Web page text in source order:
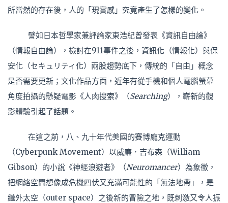
所當然的存在後，人的「現實感」究竟產生了怎樣的變化。
譬如日本哲學家兼評論家東浩紀曾發表《資訊自由論》
（情報自由論），檢討在911事件之後，資訊化（情報化）與保
安化（セキュリティ化）兩股趨勢底下，傳統的「自由」概念
是否需要更新；文化作品方面，近年有從手機和個人電腦螢幕
角度拍攝的懸疑電影《人肉搜索》（Searching），嶄新的觀
影體驗引起了話題。
在這之前，八、九十年代美國的賽博龐克運動
（Cyberpunk Movement）以威廉．吉布森（William
Gibson）的小說《神經浪遊者》（Neuromancer）為象徵，
把網絡空間想像成危機四伏又充滿可能性的「無法地帶」，是
繼外太空（outer space）之後新的冒險之地，既刺激又令人振